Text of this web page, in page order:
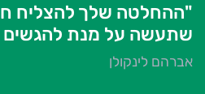
"ההחלטה שלך להצליח
שתעשה על מנת להגשים
אברהם לינקולן